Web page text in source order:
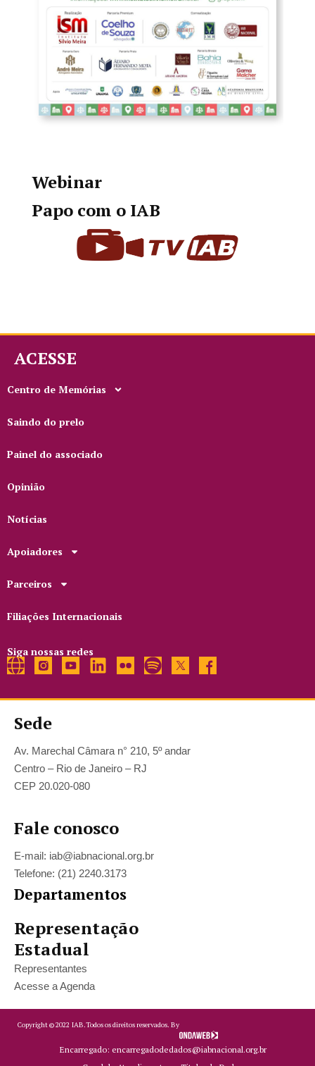
Webinar
Papo com o IAB
ACESSE
Centro de Memórias
Saindo do prelo
Painel do associado
Opinião
Notícias
Apoiadores
Parceiros
Filiações Internacionais
Siga nossas redes
Sede
Av. Marechal Câmara n° 210, 5º andar
Centro – Rio de Janeiro – RJ
CEP 20.020-080
Fale conosco
E-mail: iab@iabnacional.org.br
Telefone: (21) 2240.3173
Departamentos
Representação
Estadual
Representantes
Acesse a Agenda
Copyright ©2022 IAB.Todos os direitos reservados. By
Encarregado: encarregadodedados@iabnacional.org.br